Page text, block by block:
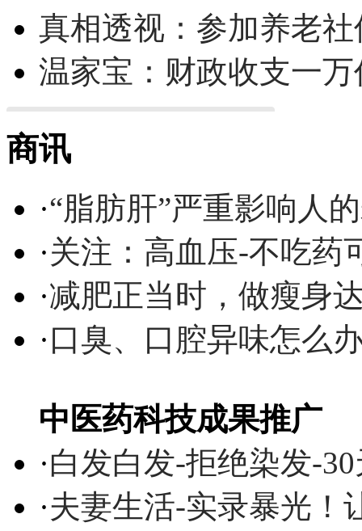
真相透视：参加养老
温家宝：财政收支一
商讯
·“脂肪肝”严重影响人
·关注：高血压-不吃药
·减肥正当时，做瘦身
·口臭、口腔异味怎么
中医药科技成果推广
·白发白发-拒绝染发-
·夫妻生活-实录暴光！